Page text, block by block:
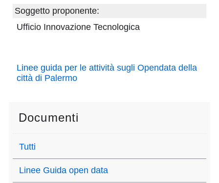
Documenti
Open
Soggetto proponente:
Ufficio Innovazione Tecnologica
Linee guida per le attività sugli Opendata della
città di Palermo
Documenti
Tutti
Linee Guida open data